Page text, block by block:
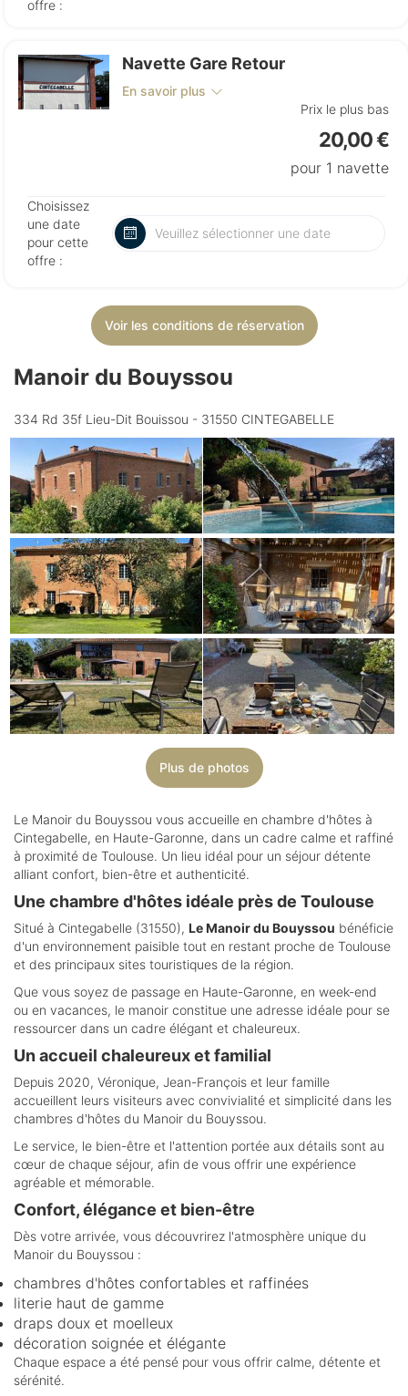
offre :
Navette Gare Retour
En savoir plus
Prix le plus bas
20,00 €
pour 1 navette
Choisissez
une date
pour cette
offre :
Voir les conditions de réservation
Manoir du Bouyssou
334 Rd 35f Lieu-Dit Bouissou - 31550 CINTEGABELLE
Plus de photos
Le Manoir du Bouyssou vous accueille en chambre d'hôtes à
Cintegabelle, en Haute-Garonne, dans un cadre calme et raffiné
à proximité de Toulouse. Un lieu idéal pour un séjour détente
alliant confort, bien-être et authenticité.
Une chambre d'hôtes idéale près de Toulouse
Situé à Cintegabelle (31550), Le Manoir du Bouyssou bénéficie
d'un environnement paisible tout en restant proche de Toulouse
et des principaux sites touristiques de la région.
Que vous soyez de passage en Haute-Garonne, en week-end
ou en vacances, le manoir constitue une adresse idéale pour se
ressourcer dans un cadre élégant et chaleureux.
Un accueil chaleureux et familial
Depuis 2020, Véronique, Jean-François et leur famille
accueillent leurs visiteurs avec convivialité et simplicité dans les
chambres d'hôtes du Manoir du Bouyssou.
Le service, le bien-être et l'attention portée aux détails sont au
cœur de chaque séjour, afin de vous offrir une expérience
agréable et mémorable.
Confort, élégance et bien-être
Dès votre arrivée, vous découvrirez l'atmosphère unique du
Manoir du Bouyssou :
chambres d'hôtes confortables et raffinées
literie haut de gamme
draps doux et moelleux
décoration soignée et élégante
Chaque espace a été pensé pour vous offrir calme, détente et
sérénité.